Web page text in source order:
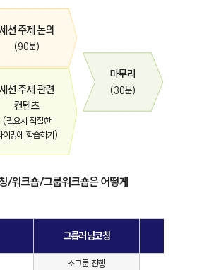
세션 주제 논의
(90분)
세션 주제 관련
컨텐츠
(필요시 적절한
이밍에 학습하기)
마무리
(30분)
/워크숍/그룹워크숍은 어떻게
그룹러닝코칭
소그룹 진행